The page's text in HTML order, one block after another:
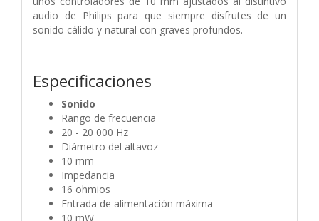
audio de Philips para que siempre disfrutes de un
sonido cálido y natural con graves profundos.
Especificaciones
Sonido
Rango de frecuencia
20 - 20 000 Hz
Diámetro del altavoz
10 mm
Impedancia
16 ohmios
Entrada de alimentación máxima
10 mW